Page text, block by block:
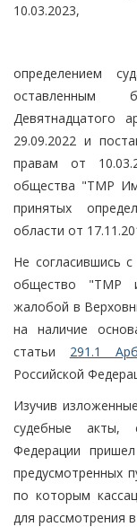
10.03.2023,
определением
оставленным
Девятнадцатого
29.09.2022 и
правам от
общества "ТМР
принятых
области от
Не согласившись
общество "ТМР
жалобой в
на наличие
статьи 291.1
Российской
Изучив
судебные акты,
Федерации
предусмотренных
по которым
для рассмотрения